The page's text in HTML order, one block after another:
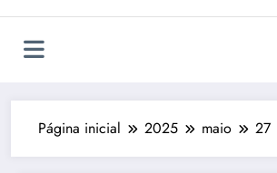
Página inicial 2025 maio 27